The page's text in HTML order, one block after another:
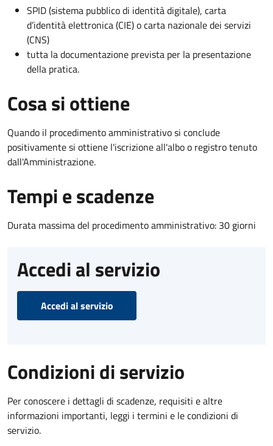
SPID (sistema pubblico di identità digitale), carta
d’identità elettronica (CIE) o carta nazionale dei servizi
(CNS)
tutta la documentazione prevista per la presentazione
della pratica.
Cosa si ottiene
Quando il procedimento amministrativo si conclude
positivamente si ottiene l'iscrizione all'albo o registro tenuto
dall'Amministrazione.
Tempi e scadenze
Durata massima del procedimento amministrativo: 30 giorni
Accedi al servizio
Accedi al servizio
Condizioni di servizio
Per conoscere i dettagli di scadenze, requisiti e altre
informazioni importanti, leggi i termini e le condizioni di
servizio.